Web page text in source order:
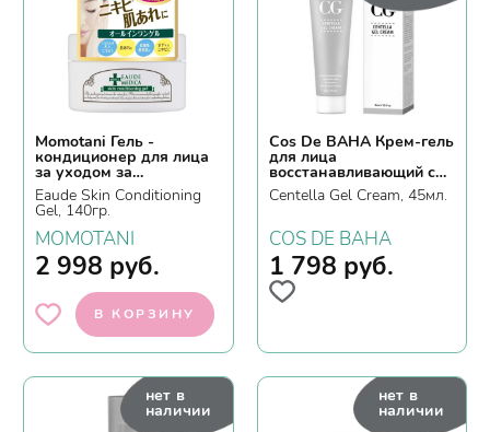
Momotani Гель -
кондиционер для лица
за уходом за
проблемной кожей
Eaude Skin Conditioning
Gel, 140гр.
MOMOTANI
2 998 руб.
В КОРЗИНУ
Cos De BAHA Крем-гель
для лица
восстанавливающий с
центеллой
Centella Gel Сream, 45мл.
COS DE BAHA
1 798 руб.
нет в
наличии
нет в
наличии